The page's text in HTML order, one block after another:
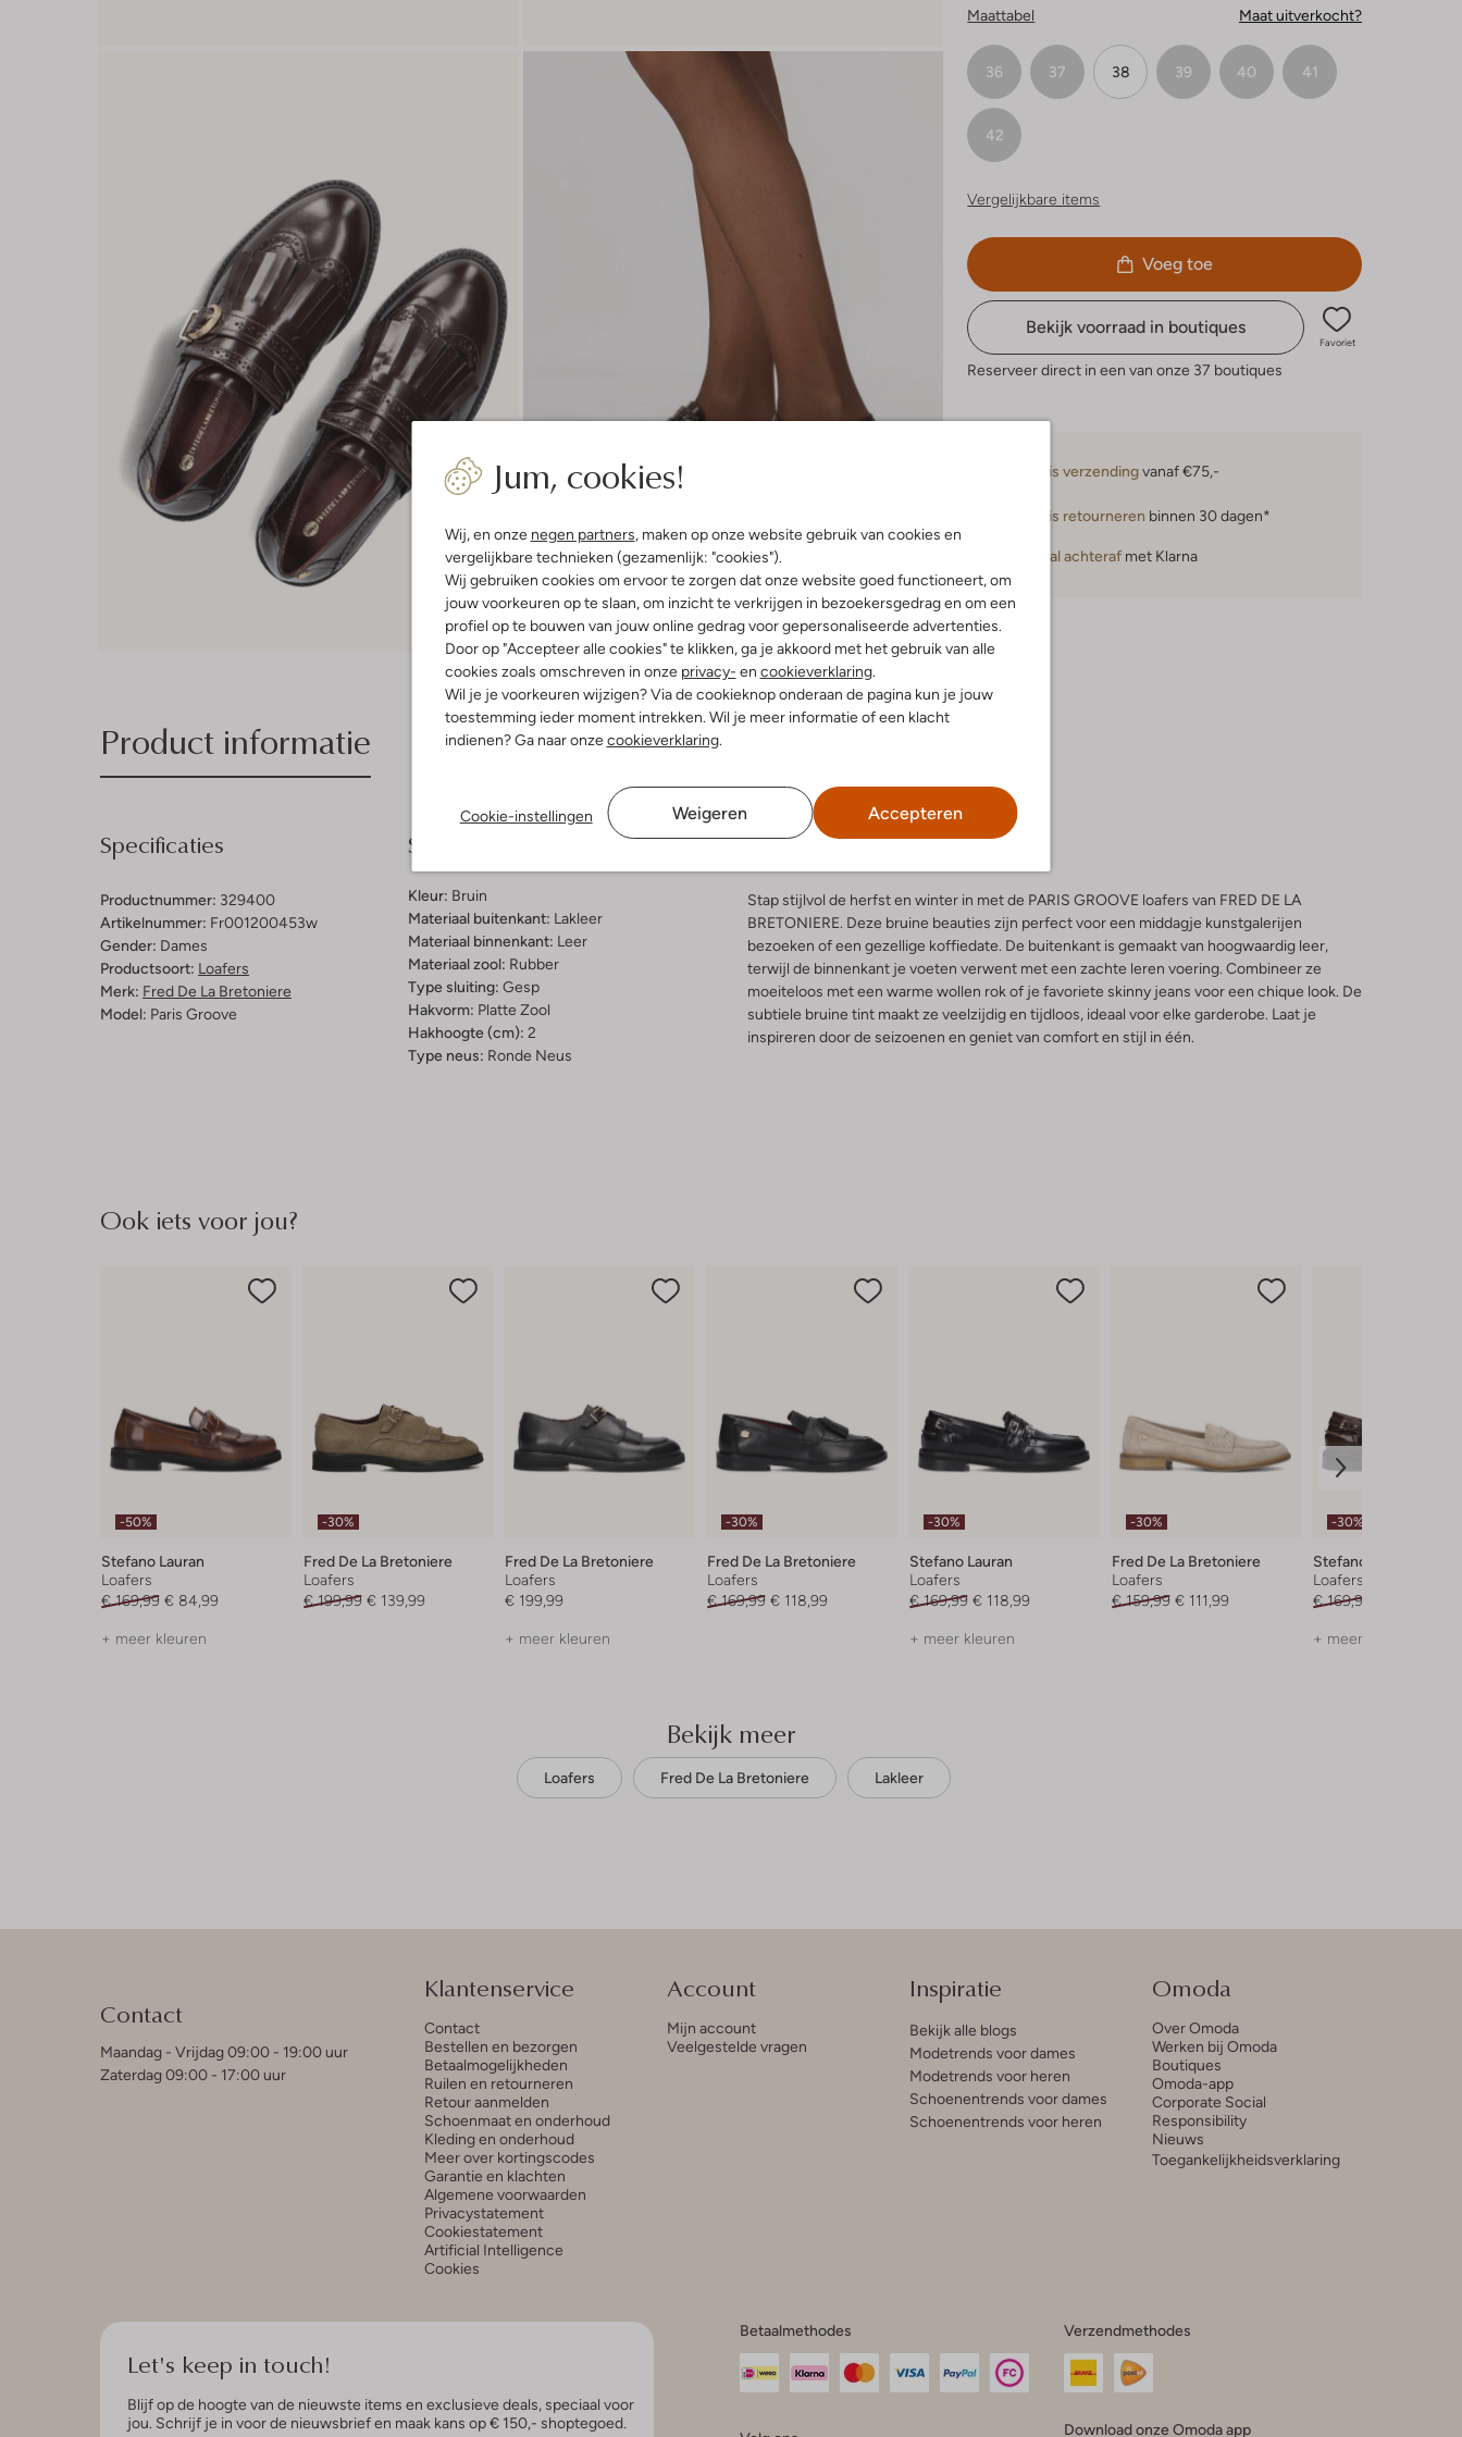
Jum, cookies!
Wij, en onze negen partners, maken op onze website gebruik van cookies en
vergelijkbare technieken (gezamenlijk: "cookies").
Wij gebruiken cookies om ervoor te zorgen dat onze website goed functioneert, om
jouw voorkeuren op te slaan, om inzicht te verkrijgen in bezoekersgedrag en om een
profiel op te bouwen van jouw online gedrag voor gepersonaliseerde advertenties.
Door op "Accepteer alle cookies" te klikken, ga je akkoord met het gebruik van alle
cookies zoals omschreven in onze privacy- en cookieverklaring.
Wil je je voorkeuren wijzigen? Via de cookieknop onderaan de pagina kun je jouw
toestemming ieder moment intrekken. Wil je meer informatie of een klacht
indienen? Ga naar onzecookieverklaring.
Cookie-instellingen Weigeren Accepteren
Maattabel Maat uitverkocht?
36 37 38 39 40 41
42
Vergelijkbare items
Voeg toe
Bekijk voorraad in boutiques
Favoriet
Reserveer direct in een van onze 37 boutiques
Gratis verzendingvanaf €75,-
Gratis retourneren binnen 30 dagen*
Betaal achteraf met Klarna
Product informatie Bezorgen & retourneren
Specificaties
Productnummer: 329400
Artikelnummer: Fr001200453w
Gender: Dames
Productsoort: Loafers
Merk: Fred De La Bretoniere
Model: Paris Groove
Samenstelling & Pasvorm
Kleur: Bruin
Materiaal buitenkant: Lakleer
Materiaal binnenkant: Leer
Materiaal zool: Rubber
Type sluiting: Gesp
Hakvorm: Platte Zool
Hakhoogte (cm): 2
Type neus: Ronde Neus
Omschrijving
Stap stijlvol de herfst en winter in met de PARIS GROOVE loafers van FRED DE LA
BRETONIERE. Deze bruine beauties zijn perfect voor een middagje kunstgalerijen
bezoeken of een gezellige koffiedate. De buitenkant is gemaakt van hoogwaardig leer,
terwijl de binnenkant je voeten verwent met een zachte leren voering. Combineer ze
moeiteloos met een warme wollen rok of je favoriete skinny jeans voor een chique look. De
subtiele bruine tint maakt ze veelzijdig en tijdloos, ideaal voor elke garderobe. Laat je
inspireren door de seizoenen en geniet van comfort en stijl in één.
Ook iets voor jou?
-50%
Stefano Lauran
Loafers
€ 169,99 € 84,99
+ meer kleuren
-30%
Fred De La Bretoniere
Loafers
€ 199,99 € 139,99
Fred De La Bretoniere
Loafers
€ 199,99
+ meer kleuren
-30%
Fred De La Bretoniere
Loafers
€ 169,99 € 118,99
-30%
Stefano Lauran
Loafers
€ 169,99 € 118,99
+ meer kleuren
-30%
Fred De La Bretoniere
Loafers
€ 159,99 € 111,99
-30%
Stefano Lauran
Loafers
€ 169,99
+ meer kleuren
Bekijk meer
Loafers Fred De La Bretoniere Lakleer
Contact
Maandag - Vrijdag 09:00 - 19:00 uur
Zaterdag 09:00 - 17:00 uur
Klantenservice
Contact
Bestellen en bezorgen
Betaalmogelijkheden
Ruilen en retourneren
Retour aanmelden
Schoenmaat en onderhoud
Kleding en onderhoud
Meer over kortingscodes
Garantie en klachten
Algemene voorwaarden
Privacystatement
Cookiestatement
Artificial Intelligence
Cookies
Account
Mijn account
Veelgestelde vragen
Inspiratie
Bekijk alle blogs
Modetrends voor dames
Modetrends voor heren
Schoenentrends voor dames
Schoenentrends voor heren
Omoda
Over Omoda
Werken bij Omoda
Boutiques
Omoda-app
Corporate Social
Responsibility
Nieuws
Toegankelijkheidsverklaring
Let's keep in touch!
Blijf op de hoogte van de nieuwste items en exclusieve deals, speciaal voor
jou. Schrijf je in voor de nieuwsbrief en maak kans op € 150,- shoptegoed.
Betaalmethodes Verzendmethodes
Download onze Omoda app